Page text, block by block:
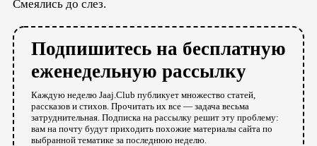
Смеялись до слез.
Подпишитесь на бесплатную
еженедельную рассылку
Каждую неделю Jaaj.Club публикует множество статей,
рассказов и стихов. Прочитать их все — задача весьма
затруднительная. Подписка на рассылку решит эту проблему:
вам на почту будут приходить похожие материалы сайта по
выбранной тематике за последнюю неделю.